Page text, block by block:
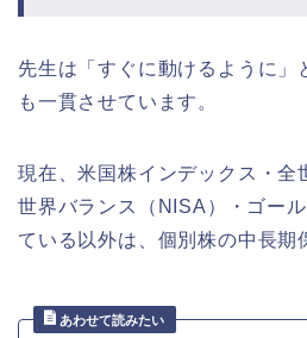
先生は「すぐに動けるように」
も一貫させています。
現在、米国株インデックス・全
世界バランス（NISA）・ゴー
ている以外は、個別株の中長期